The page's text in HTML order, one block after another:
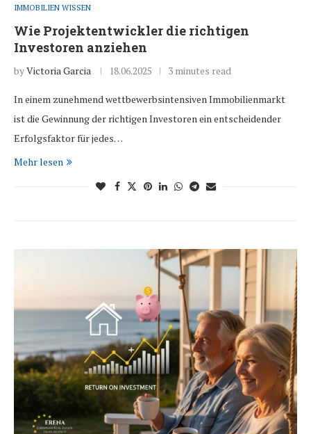
IMMOBILIEN WISSEN
Wie Projektentwickler die richtigen
Investoren anziehen
byVictoria Garcia 18.06.2025 3 minutes read
In einem zunehmend wettbewerbsintensiven Immobilienmarkt
ist die Gewinnung der richtigen Investoren ein entscheidender
Erfolgsfaktor für jedes…
Mehr lesen